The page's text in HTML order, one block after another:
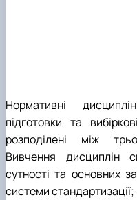
Нормативні
підготовки та
розподілені між
Вивчення дисциплін
сутності та основних
системи